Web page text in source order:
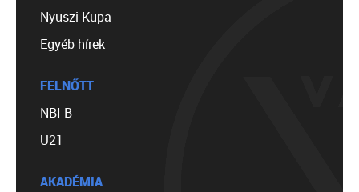
Nyuszi Kupa
Egyéb hírek
FELNŐTT
NBI B
U21
AKADÉMIA